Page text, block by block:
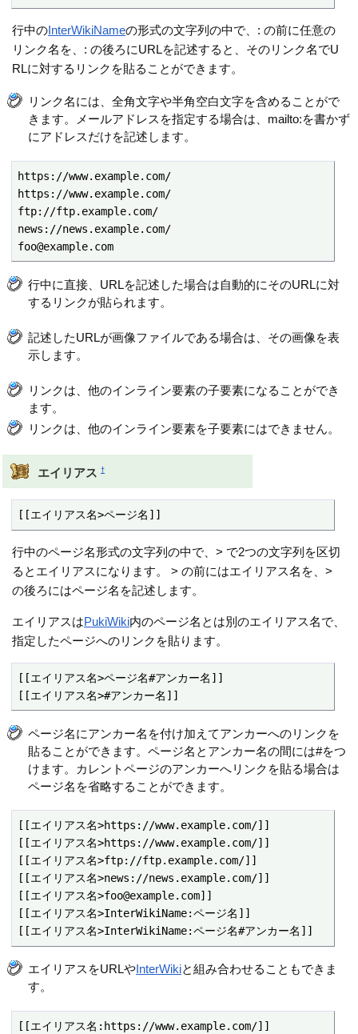
行中のInterWikiNameの形式の文字列の中で、: の前に任意の
リンク名を、: の後ろにURLを記述すると、そのリンク名でU
RLに対するリンクを貼ることができます。
リンク名には、全角文字や半角空白文字を含めることがで
きます。メールアドレスを指定する場合は、mailto:を書かず
にアドレスだけを記述します。
https://www.example.com/
https://www.example.com/
ftp://ftp.example.com/
news://news.example.com/
foo@example.com
行中に直接、URLを記述した場合は自動的にそのURLに対
するリンクが貼られます。
記述したURLが画像ファイルである場合は、その画像を表
示します。
リンクは、他のインライン要素の子要素になることができ
ます。
リンクは、他のインライン要素を子要素にはできません。
エイリアス †
[[エイリアス名>ページ名]]
行中のページ名形式の文字列の中で、> で2つの文字列を区切
るとエイリアスになります。 > の前にはエイリアス名を、>
の後ろにはページ名を記述します。
エイリアスはPukiWiki内のページ名とは別のエイリアス名で、
指定したページへのリンクを貼ります。
[[エイリアス名>ページ名#アンカー名]]
[[エイリアス名>#アンカー名]]
ページ名にアンカー名を付け加えてアンカーへのリンクを
貼ることができます。ページ名とアンカー名の間には#をつ
けます。カレントページのアンカーへリンクを貼る場合は
ページ名を省略することができます。
[[エイリアス名>https://www.example.com/]]
[[エイリアス名>https://www.example.com/]]
[[エイリアス名>ftp://ftp.example.com/]]
[[エイリアス名>news://news.example.com/]]
[[エイリアス名>foo@example.com]]
[[エイリアス名>InterWikiName:ページ名]]
[[エイリアス名>InterWikiName:ページ名#アンカー名]]
エイリアスをURLやInterWikiと組み合わせることもできま
す。
[[エイリアス名:https://www.example.com/]]